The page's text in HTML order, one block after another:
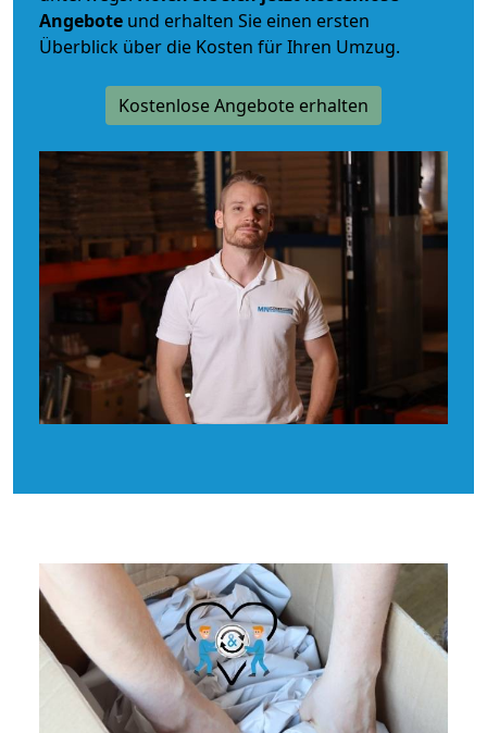
Angebote und erhalten Sie einen ersten
Überblick über die Kosten für Ihren Umzug.
Kostenlose Angebote erhalten